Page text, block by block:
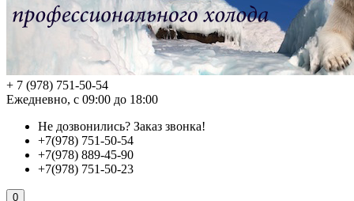
+ 7 (978) 751-50-54
Ежедневно, с 09:00 до 18:00
Не дозвонились? Заказ звонка!
+7(978) 751-50-54
+7(978) 889-45-90
+7(978) 751-50-23
0